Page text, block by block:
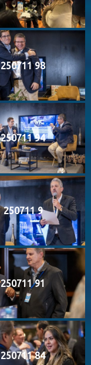
250711 98
250711 94
250711 9
250711 91
250711 84